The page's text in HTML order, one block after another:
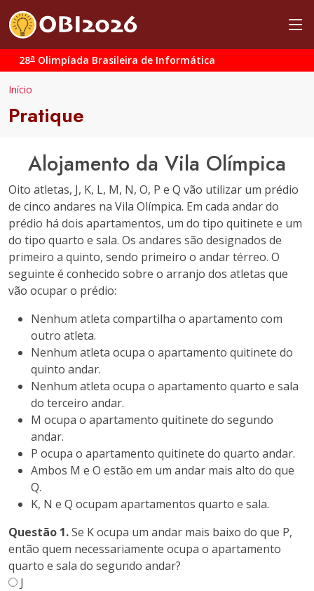
28a Olimpíada Brasileira de Informática
Início
Pratique
Alojamento da Vila Olímpica
Oito atletas, J, K, L, M, N, O, P e Q vão utilizar um prédio
de cinco andares na Vila Olímpica. Em cada andar do
prédio há dois apartamentos, um do tipo quitinete e um
do tipo quarto e sala. Os andares são designados de
primeiro a quinto, sendo primeiro o andar térreo. O
seguinte é conhecido sobre o arranjo dos atletas que
vão ocupar o prédio:
Nenhum atleta compartilha o apartamento com
outro atleta.
Nenhum atleta ocupa o apartamento quitinete do
quinto andar.
Nenhum atleta ocupa o apartamento quarto e sala
do terceiro andar.
M ocupa o apartamento quitinete do segundo
andar.
P ocupa o apartamento quitinete do quarto andar.
Ambos M e O estão em um andar mais alto do que
Q.
K, N e Q ocupam apartamentos quarto e sala.
Questão 1.Se K ocupa um andar mais baixo do que P,
então quem necessariamente ocupa o apartamento
quarto e sala do segundo andar?
J